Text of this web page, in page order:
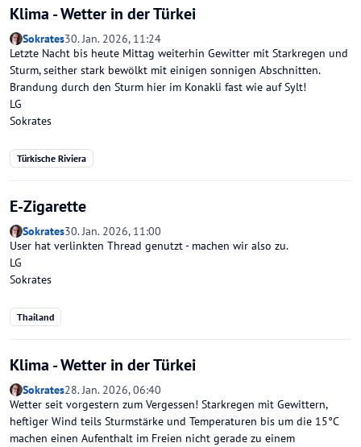
Klima - Wetter in der Türkei
Sokrates30. Jan. 2026, 11:24
Letzte Nacht bis heute Mittag weiterhin Gewitter mit Starkregen und
Sturm, seither stark bewölkt mit einigen sonnigen Abschnitten.
Brandung durch den Sturm hier im Konakli fast wie auf Sylt!
LG
Sokrates
Türkische Riviera
E-Zigarette
Sokrates30. Jan. 2026, 11:00
User hat verlinkten Thread genutzt - machen wir also zu.
LG
Sokrates
Thailand
Klima - Wetter in der Türkei
Sokrates28. Jan. 2026, 06:40
Wetter seit vorgestern zum Vergessen! Starkregen mit Gewittern,
heftiger Wind teils Sturmstärke und Temperaturen bis um die 15°C
machen einen Aufenthalt im Freien nicht gerade zu einem